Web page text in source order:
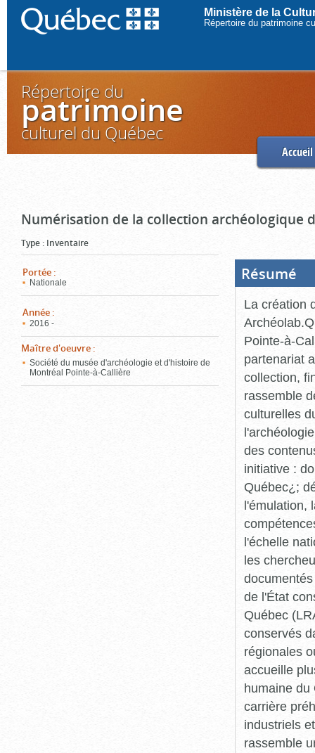
Ministère de la
Répertoire du patrimoine
Répertoire du
patrimoine
culturel du Québec
Accueil
Numérisation de la collection archéologique
Type : Inventaire
Portée :
Nationale
Année :
2016 -
Maître d'oeuvre :
Société du musée d'archéologie et d'histoire de
Montréal Pointe-à-Callière
Résumé
La création
Pointe-à-
partenariat
collection,
rassemble
culturelles
des
initiative :
Québec¿;
l'émulation,
l'échelle
les
de l'État
Québec
conservés
régionales
accueille
humaine du
carrière
industriels
rassemble